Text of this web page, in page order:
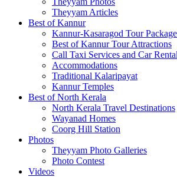
Theyyam Articles
Best of Kannur
Kannur-Kasaragod Tour
Best of Kannur Tour Attractions
Call Taxi Services and Car
Accommodations
Traditional Kalaripayat
Kannur Temples
Best of North Kerala
North Kerala Travel Destinations
Wayanad Homes
Coorg Hill Station
Photos
Theyyam Photo Galleries
Photo Contest
Videos